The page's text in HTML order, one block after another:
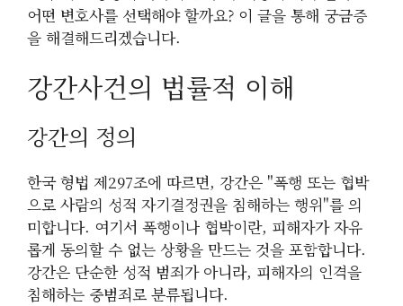
어떤 변호사를 선택해야 할까요? 이 글을 통해 궁금증
을 해결해드리겠습니다.
강간사건의 법률적 이해
강간의 정의
한국 형법 제297조에 따르면, 강간은 "폭행 또는 협박
으로 사람의 성적 자기결정권을 침해하는 행위"를 의
미합니다. 여기서 폭행이나 협박이란, 피해자가 자유
롭게 동의할 수 없는 상황을 만드는 것을 포함합니다.
강간은 단순한 성적 범죄가 아니라, 피해자의 인격을
침해하는 중범죄로 분류됩니다.